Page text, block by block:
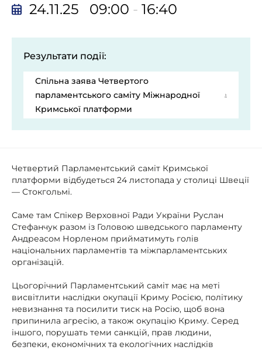
24.11.25 09:00 - 16:40
Результати події:
Спільна заява Четвертого
парламентського саміту Міжнародної
Кримської платформи
Четвертий Парламентський саміт Кримської
платформи відбудеться 24 листопада у столиці Швеції
— Стокгольмі.
Саме там Спікер Верховної Ради України Руслан
Стефанчук разом із Головою шведського парламенту
Андреасом Норленом прийматимуть голів
національних парламентів та міжпарламентських
організацій.
Цьогорічний Парламентський саміт має на меті
висвітлити наслідки окупації Криму Росією, політику
невизнання та посилити тиск на Росію, щоб вона
припинила агресію, а також окупацію Криму. Серед
іншого, порушать теми санкцій, прав людини,
безпеки, економічних та екологічних наслідків